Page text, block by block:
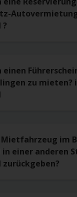
einen
zu mieten?
Mietfahrzeug im
in einer anderen
zurückgeben?